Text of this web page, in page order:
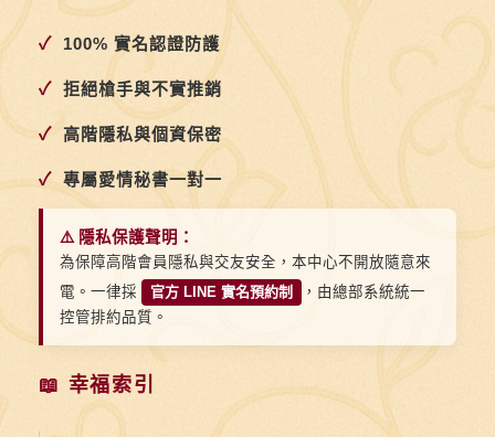
✓ 100% 實名認證防護
✓ 拒絕槍手與不實推銷
✓ 高階隱私與個資保密
✓ 專屬愛情秘書一對一
⚠️ 隱私保護聲明：
為保障高階會員隱私與交友安全，本中心不開放隨意來
電。一律採
官方 LINE 實名預約制
，由總部系統統一
控管排約品質。
📖 幸福索引